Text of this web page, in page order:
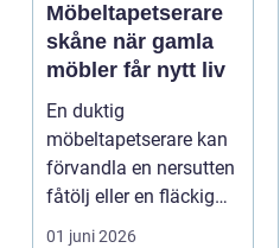
Möbeltapetserare
skåne när gamla
möbler får nytt liv
En duktig
möbeltapetserare kan
förvandla en nersutten
fåtölj eller en fläckig
soffa till en favoritm...
01 juni 2026